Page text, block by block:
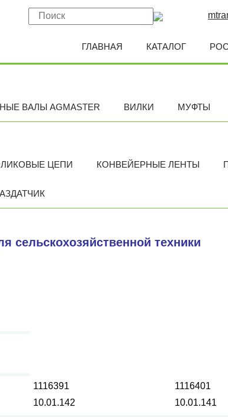
ГЛАВНАЯ КАТАЛОГ
ВАЛЫ AGMASTER ВИЛКИ МУФТЫ
ЦЕПИ КОНВЕЙЕРНЫЕ ЛЕНТЫ
сельскохозяйственной техники
1116391
10.01.142
1116401
10.01.141